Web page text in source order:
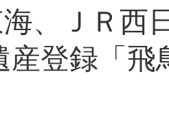
、ＪＲ西
産登録「